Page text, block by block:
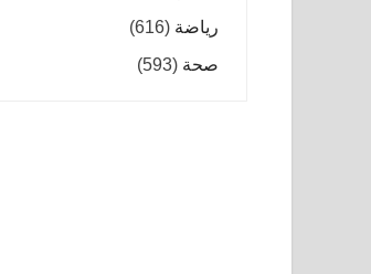
رياضة (616)
صحة (593)